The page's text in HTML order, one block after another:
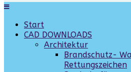
Start
CAD DOWNLOADS
Architektur
Brandschutz-
Rettungszeichen